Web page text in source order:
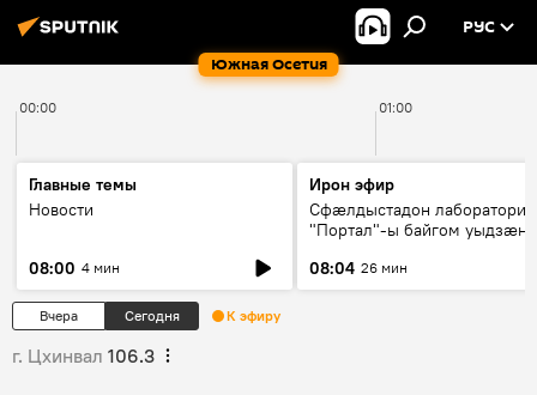
Южная Осетия
РУС
00:00 01:00
Главные темы
Новости
08:00 4 мин
Ирон эфир
Сфæлдыстадон лаборатори
"Портал"-ы байгом уыдзæн
Æхсары куыстыты равдыст
08:04 26 мин
Вчера Сегодня К эфиру
г. Цхинвал 106.3